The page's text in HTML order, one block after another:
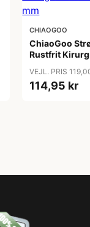
CHIAOGOO
ChiaoGoo
Rustfrit
VEJL. PRIS
114,95 kr